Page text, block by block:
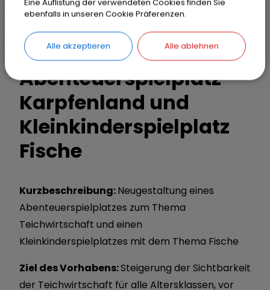
Markt Weisendorf
Weisendorf erleben
Spielplätze
Aktuelle Projekte
Abenteuerspielplatz
Karpfenland und
Kleinkinderspielplatz
Fische
Kurzbeschreibung:Neugestaltung eines
Abenteuerspielplatzes zum Thema
Teichwirtschaft und einen
Kleinkinderspielplatzes mit dem Thema Fische
Ziel des Vorhabens:Steigerung der Sichtbarkeit
der Teichwirtschaft für alle Altersklassen, vor
Eine Auflistung der verwendeten Cookies finden Sie
ebenfalls in unseren Cookie Präferenzen.
Alle akzeptieren Alle ablehnen